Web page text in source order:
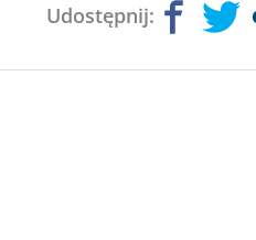
Udostępnij: